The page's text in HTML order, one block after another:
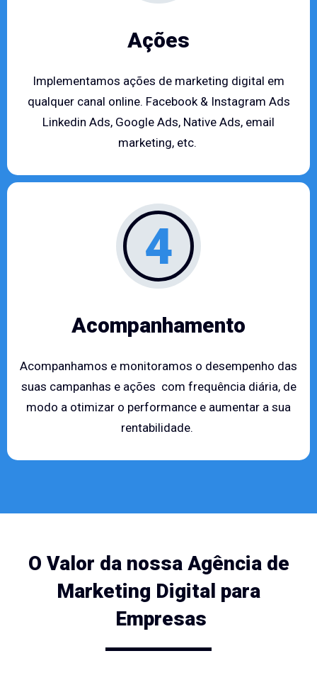
Ações
Implementamos ações de marketing digital em
qualquer canal online. Facebook & Instagram Ads
Linkedin Ads, Google Ads, Native Ads, email
marketing, etc.
4
Acompanhamento
Acompanhamos e monitoramos o desempenho das
suas campanhas e ações com frequência diária, de
modo a otimizar o performance e aumentar a sua
rentabilidade.
O Valor da nossa Agência de
Marketing Digital para
Empresas